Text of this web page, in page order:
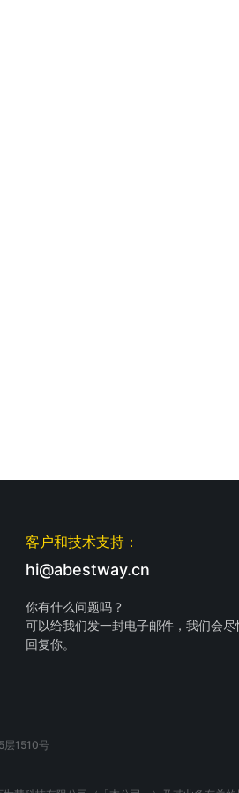
客户和技术支持：
hi@abestway.cn
你有什么问题吗？
可以给我们发一封电子邮件，我们会尽
回复你。
层1510号